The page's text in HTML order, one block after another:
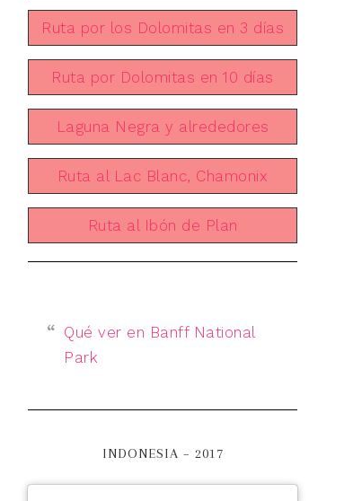
Ruta por los Dolomitas en 3 días
Ruta por Dolomitas en 10 días
Laguna Negra y alrededores
Ruta al Lac Blanc, Chamonix
Ruta al Ibón de Plan
Qué ver en Banff National
Park
INDONESIA – 2017